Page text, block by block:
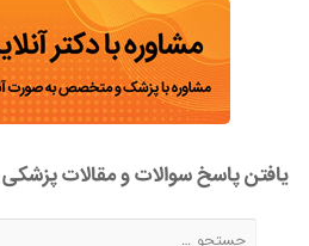
یافتن پاسخ سوالات و مقالات پزشکی